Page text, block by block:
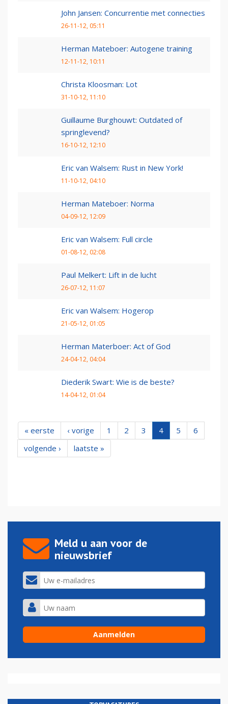
John Jansen: Concurrentie met connecties
26-11-12, 05:11
Herman Mateboer: Autogene training
12-11-12, 10:11
Christa Kloosman: Lot
31-10-12, 11:10
Guillaume Burghouwt: Outdated of
springlevend?
16-10-12, 12:10
Eric van Walsem: Rust in New York!
11-10-12, 04:10
Herman Mateboer: Norma
04-09-12, 12:09
Eric van Walsem: Full circle
01-08-12, 02:08
Paul Melkert: Lift in de lucht
26-07-12, 11:07
Eric van Walsem: Hogerop
21-05-12, 01:05
Herman Materboer: Act of God
24-04-12, 04:04
Diederik Swart: Wie is de beste?
14-04-12, 01:04
« eerste ‹ vorige 1 2 3 4 5
6
volgende ›
laatste »
Meld u aan voor de
nieuwsbrief